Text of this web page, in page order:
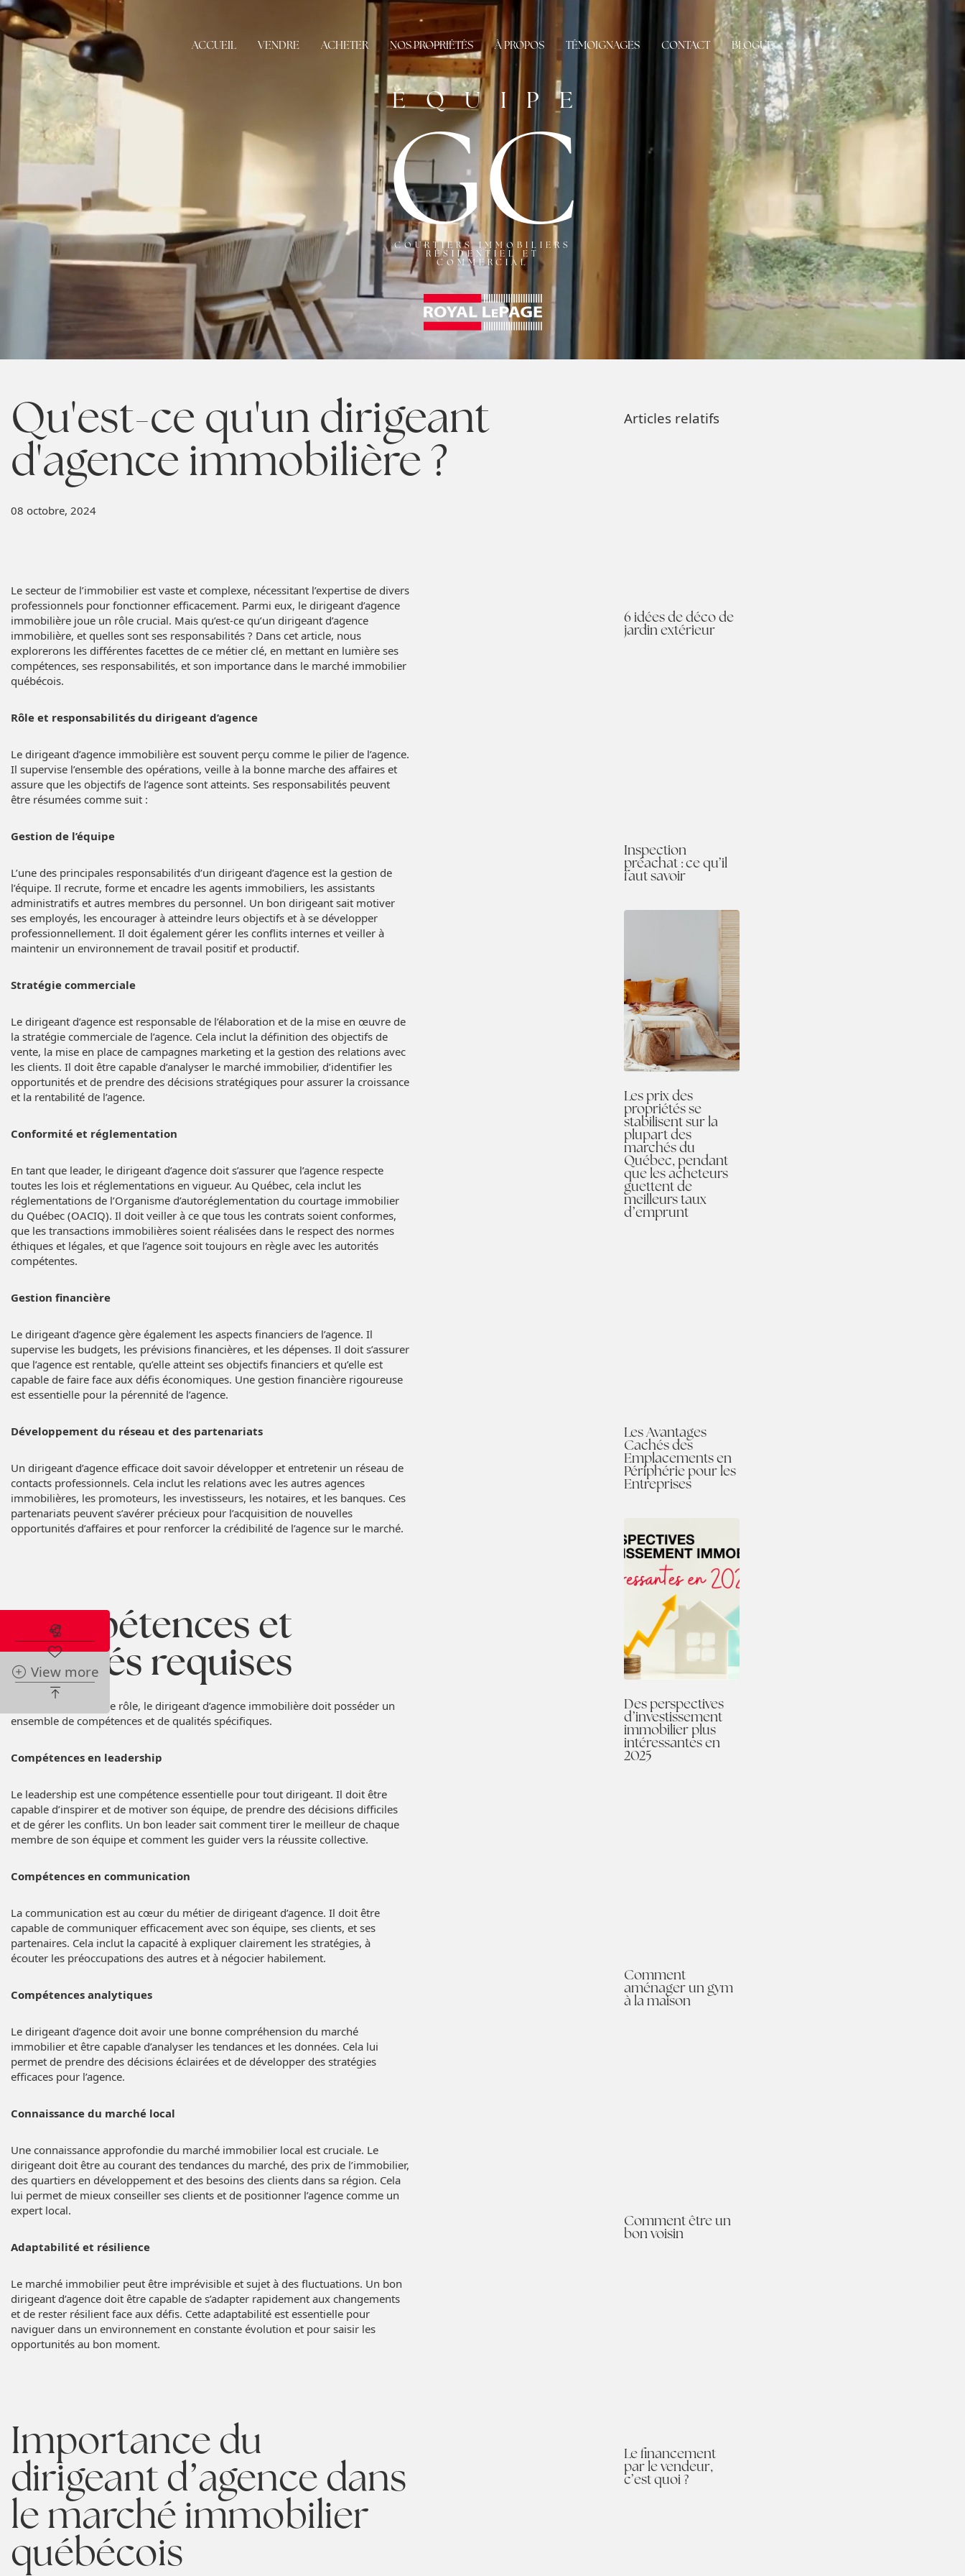
ACCUEIL VENDRE ACHETER NOS PROPRIÉTÉS À PROPOS TÉMOIGNAGES CONTACT BLOGUE
ÉQUIPE
GC
COURTIERS IMMOBILIERS
RÉSIDENTIEL ET
COMMERCIAL
Qu'est-ce qu'un dirigeant
d'agence immobilière ?
08 octobre, 2024
Le secteur de l’immobilier est vaste et complexe, nécessitant l’expertise de divers
professionnels pour fonctionner efficacement. Parmi eux, le dirigeant d’agence
immobilière joue un rôle crucial. Mais qu’est-ce qu’un dirigeant d’agence
immobilière, et quelles sont ses responsabilités ? Dans cet article, nous
explorerons les différentes facettes de ce métier clé, en mettant en lumière ses
compétences, ses responsabilités, et son importance dans le marché immobilier
québécois.
Rôle et responsabilités du dirigeant d’agence
Le dirigeant d’agence immobilière est souvent perçu comme le pilier de l’agence.
Il supervise l’ensemble des opérations, veille à la bonne marche des affaires et
assure que les objectifs de l’agence sont atteints. Ses responsabilités peuvent
être résumées comme suit :
Gestion de l’équipe
L’une des principales responsabilités d’un dirigeant d’agence est la gestion de
l’équipe. Il recrute, forme et encadre les agents immobiliers, les assistants
administratifs et autres membres du personnel. Un bon dirigeant sait motiver
ses employés, les encourager à atteindre leurs objectifs et à se développer
professionnellement. Il doit également gérer les conflits internes et veiller à
maintenir un environnement de travail positif et productif.
Stratégie commerciale
Le dirigeant d’agence est responsable de l’élaboration et de la mise en œuvre de
la stratégie commerciale de l’agence. Cela inclut la définition des objectifs de
vente, la mise en place de campagnes marketing et la gestion des relations avec
les clients. Il doit être capable d’analyser le marché immobilier, d’identifier les
opportunités et de prendre des décisions stratégiques pour assurer la croissance
et la rentabilité de l’agence.
Conformité et réglementation
En tant que leader, le dirigeant d’agence doit s’assurer que l’agence respecte
toutes les lois et réglementations en vigueur. Au Québec, cela inclut les
réglementations de l’Organisme d’autoréglementation du courtage immobilier
du Québec (OACIQ). Il doit veiller à ce que tous les contrats soient conformes,
que les transactions immobilières soient réalisées dans le respect des normes
éthiques et légales, et que l’agence soit toujours en règle avec les autorités
compétentes.
Gestion financière
Le dirigeant d’agence gère également les aspects financiers de l’agence. Il
supervise les budgets, les prévisions financières, et les dépenses. Il doit s’assurer
que l’agence est rentable, qu’elle atteint ses objectifs financiers et qu’elle est
capable de faire face aux défis économiques. Une gestion financière rigoureuse
est essentielle pour la pérennité de l’agence.
Développement du réseau et des partenariats
Un dirigeant d’agence efficace doit savoir développer et entretenir un réseau de
contacts professionnels. Cela inclut les relations avec les autres agences
immobilières, les promoteurs, les investisseurs, les notaires, et les banques. Ces
partenariats peuvent s’avérer précieux pour l’acquisition de nouvelles
opportunités d’affaires et pour renforcer la crédibilité de l’agence sur le marché.
Compétences et
qualités requises
Pour exceller dans ce rôle, le dirigeant d’agence immobilière doit posséder un
ensemble de compétences et de qualités spécifiques.
Compétences en leadership
Le leadership est une compétence essentielle pour tout dirigeant. Il doit être
capable d’inspirer et de motiver son équipe, de prendre des décisions difficiles
et de gérer les conflits. Un bon leader sait comment tirer le meilleur de chaque
membre de son équipe et comment les guider vers la réussite collective.
Compétences en communication
La communication est au cœur du métier de dirigeant d’agence. Il doit être
capable de communiquer efficacement avec son équipe, ses clients, et ses
partenaires. Cela inclut la capacité à expliquer clairement les stratégies, à
écouter les préoccupations des autres et à négocier habilement.
Compétences analytiques
Le dirigeant d’agence doit avoir une bonne compréhension du marché
immobilier et être capable d’analyser les tendances et les données. Cela lui
permet de prendre des décisions éclairées et de développer des stratégies
efficaces pour l’agence.
Connaissance du marché local
Une connaissance approfondie du marché immobilier local est cruciale. Le
dirigeant doit être au courant des tendances du marché, des prix de l’immobilier,
des quartiers en développement et des besoins des clients dans sa région. Cela
lui permet de mieux conseiller ses clients et de positionner l’agence comme un
expert local.
Adaptabilité et résilience
Le marché immobilier peut être imprévisible et sujet à des fluctuations. Un bon
dirigeant d’agence doit être capable de s’adapter rapidement aux changements
et de rester résilient face aux défis. Cette adaptabilité est essentielle pour
naviguer dans un environnement en constante évolution et pour saisir les
opportunités au bon moment.
Importance du
dirigeant d’agence dans
le marché immobilier
québécois
Articles relatifs
6 idées de déco de
jardin extérieur
Inspection
préachat : ce qu’il
faut savoir
Les prix des
propriétés se
stabilisent sur la
plupart des
marchés du
Québec, pendant
que les acheteurs
guettent de
meilleurs taux
d’emprunt
Les Avantages
Cachés des
Emplacements en
Périphérie pour les
Entreprises
Des perspectives
d’investissement
immobilier plus
intéressantes en
2025
Comment
aménager un gym
à la maison
Comment être un
bon voisin
Le financement
par le vendeur,
c’est quoi ?
Abonnez-vous à l'alerte immobilière
View more